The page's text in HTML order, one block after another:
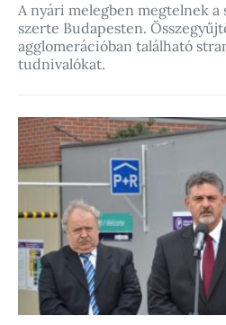
A nyári melegben megtelnek a
szerte Budapesten.
agglomerációban található
tudnivalókat.